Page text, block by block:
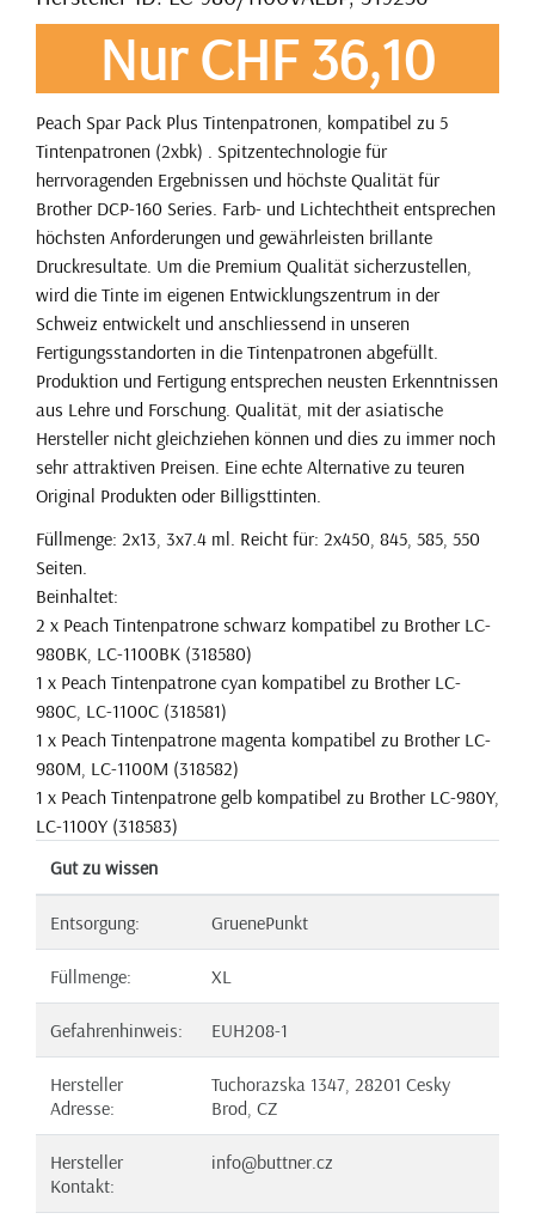
Nur CHF 36,10
Peach Spar Pack Plus Tintenpatronen, kompatibel zu 5
Tintenpatronen (2xbk) . Spitzentechnologie für
herrvoragenden Ergebnissen und höchste Qualität für
Brother DCP-160 Series. Farb- und Lichtechtheit entsprechen
höchsten Anforderungen und gewährleisten brillante
Druckresultate. Um die Premium Qualität sicherzustellen,
wird die Tinte im eigenen Entwicklungszentrum in der
Schweiz entwickelt und anschliessend in unseren
Fertigungsstandorten in die Tintenpatronen abgefüllt.
Produktion und Fertigung entsprechen neusten Erkenntnissen
aus Lehre und Forschung. Qualität, mit der asiatische
Hersteller nicht gleichziehen können und dies zu immer noch
sehr attraktiven Preisen. Eine echte Alternative zu teuren
Original Produkten oder Billigsttinten.
Füllmenge: 2x13, 3x7.4 ml. Reicht für: 2x450, 845, 585, 550
Seiten.
Beinhaltet:
2 x Peach Tintenpatrone schwarz kompatibel zu Brother LC-
980BK, LC-1100BK (318580)
1 x Peach Tintenpatrone cyan kompatibel zu Brother LC-
980C, LC-1100C (318581)
1 x Peach Tintenpatrone magenta kompatibel zu Brother LC-
980M, LC-1100M (318582)
1 x Peach Tintenpatrone gelb kompatibel zu Brother LC-980Y,
LC-1100Y (318583)
Gut zu wissen
Entsorgung: GruenePunkt
Füllmenge: XL
Gefahrenhinweis: EUH208-1
Hersteller
Adresse:
Tuchorazska 1347, 28201 Cesky
Brod, CZ
Hersteller
Kontakt:
info@buttner.cz